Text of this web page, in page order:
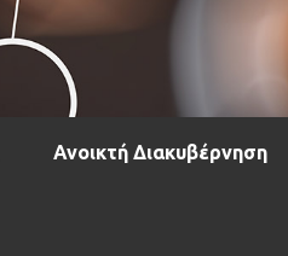
Ανοικτή Διακυβέρνηση